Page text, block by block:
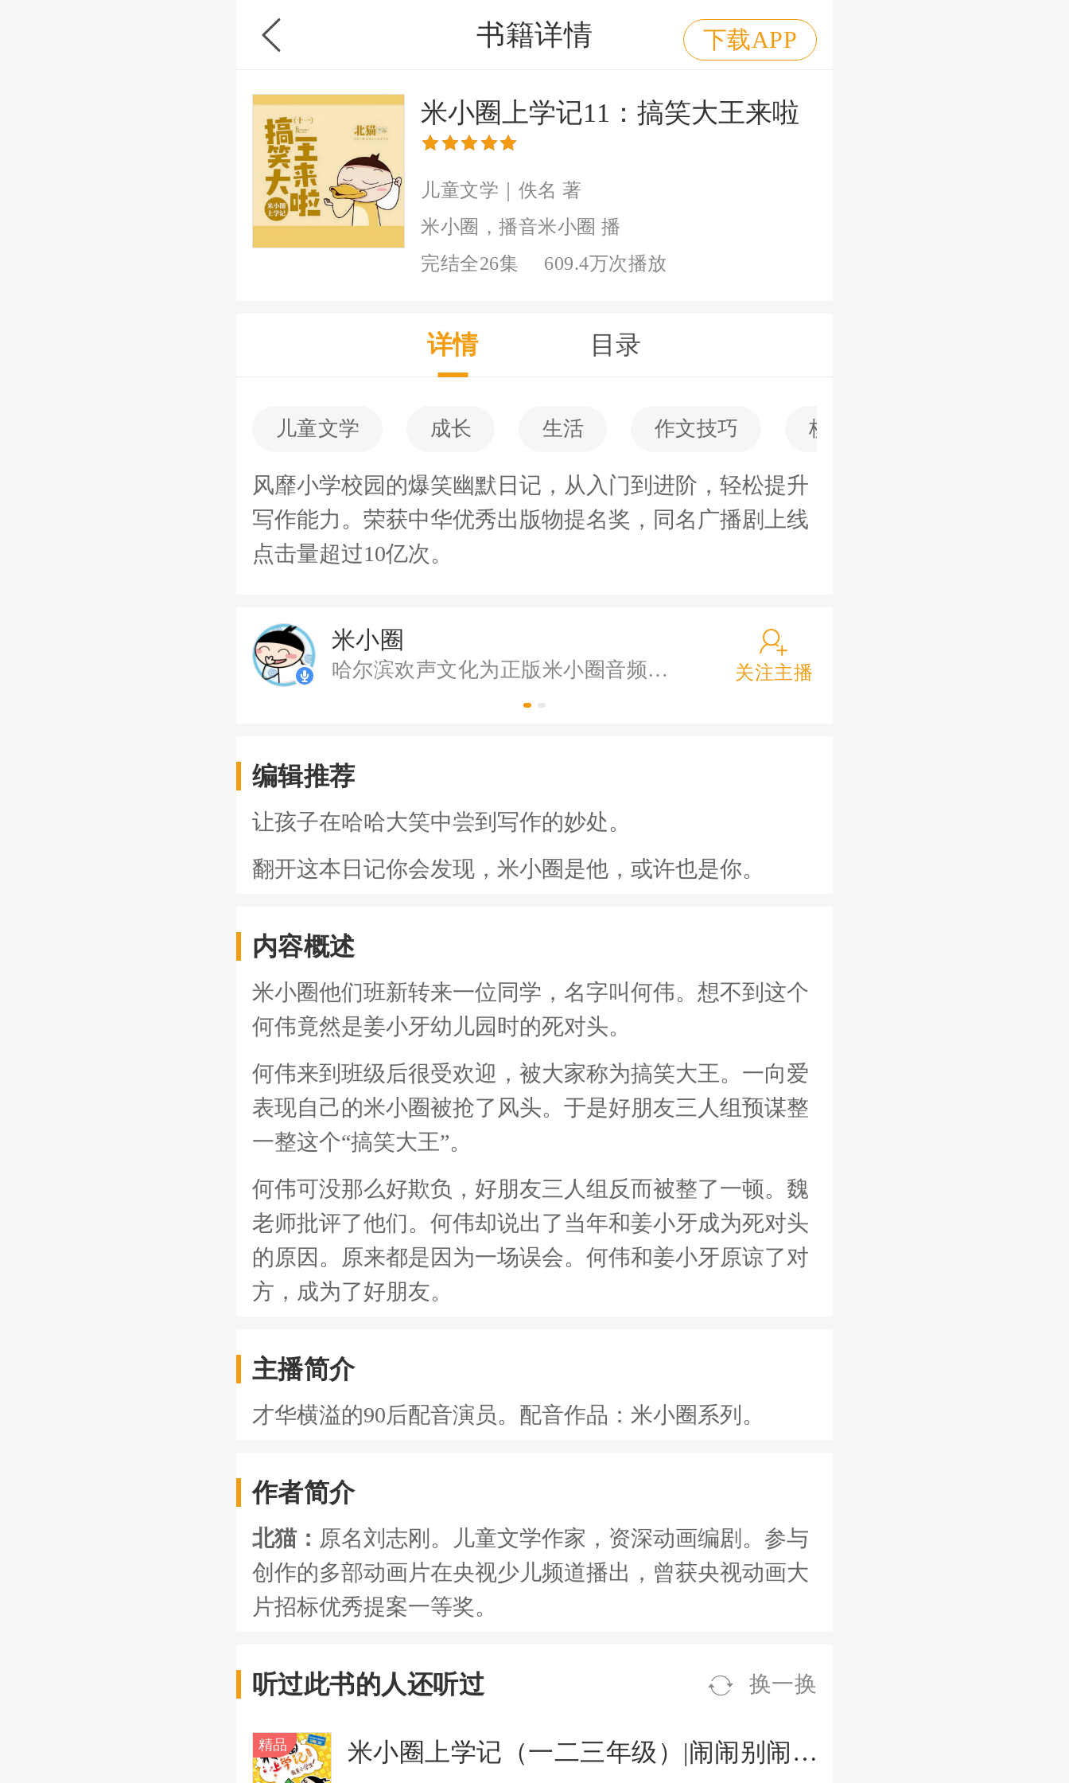
书籍详情 下载APP
米小圈上学记11：搞笑大王来啦
儿童文学｜佚名 著
米小圈，播音米小圈 播
完结全26集
609.4万次播放
详情 目录
儿童文学 成长 生活 作文技巧 校园故事
风靡小学校园的爆笑幽默日记，从入门到进阶，轻松提升
写作能力。荣获中华优秀出版物提名奖，同名广播剧上线
点击量超过10亿次。
米小圈
哈尔滨欢声文化为正版米小圈音频故事提供商 关注主播
编辑推荐
让孩子在哈哈大笑中尝到写作的妙处。
翻开这本日记你会发现，米小圈是他，或许也是你。
内容概述
米小圈他们班新转来一位同学，名字叫何伟。想不到这个
何伟竟然是姜小牙幼儿园时的死对头。
何伟来到班级后很受欢迎，被大家称为搞笑大王。一向爱
表现自己的米小圈被抢了风头。于是好朋友三人组预谋整
一整这个“搞笑大王”。
何伟可没那么好欺负，好朋友三人组反而被整了一顿。魏
老师批评了他们。何伟却说出了当年和姜小牙成为死对头
的原因。原来都是因为一场误会。何伟和姜小牙原谅了对
方，成为了好朋友。
主播简介
才华横溢的90后配音演员。配音作品：米小圈系列。
作者简介
北猫： 原名刘志刚。儿童文学作家，资深动画编剧。参与
创作的多部动画片在央视少儿频道播出，曾获央视动画大
片招标优秀提案一等奖。
听过此书的人还听过 换一换
精品 米小圈上学记（一二三年级）|闹闹别闹同款|儿童畅销书